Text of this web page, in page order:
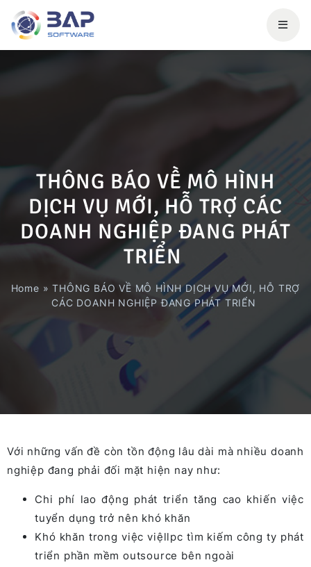
THÔNG BÁO VỀ MÔ HÌNH
DỊCH VỤ MỚI, HỖ TRỢ CÁC
DOANH NGHIỆP ĐANG PHÁT
TRIỂN
Home »THÔNG BÁO VỀ MÔ HÌNH DỊCH VỤ MỚI, HỖ TRỢ
CÁC DOANH NGHIỆP ĐANG PHÁT TRIỂN
Với những vấn đề còn tồn động lâu dài mà nhiều doanh
nghiệp đang phải đối mặt hiện nay như:
Chi phí lao động phát triển tăng cao khiến việc
tuyển dụng trở nên khó khăn
Khó khăn trong việc việllpc tìm kiếm công ty phát
triển phần mềm outsource bên ngoài